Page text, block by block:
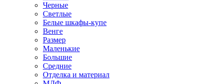
Черные
Светлые
Белые шкафы-купе
Венге
Размер
Маленькие
Большие
Средние
Отделка и материал